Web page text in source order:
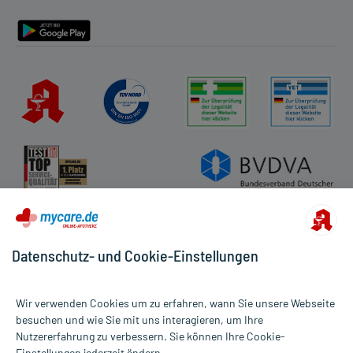
Alle Preise gelten inkl. MwSt., ggf. zzgl. Versandkosten
Datenschutz- und Cookie-Einstellungen
Wir verwenden Cookies um zu erfahren, wann Sie unsere Webseite
besuchen und wie Sie mit uns interagieren, um Ihre
Nutzererfahrung zu verbessern. Sie können Ihre Cookie-